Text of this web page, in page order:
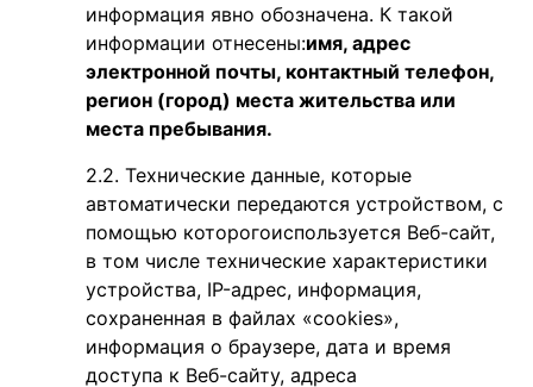
информация явно обозначена. К такой
информации отнесены:имя, адрес
электронной почты, контактный телефон,
регион (город) места жительства или
места пребывания.
Технические данные, которые
автоматически передаются устройством, с
помощью которогоиспользуется Веб-сайт,
в том числе технические характеристики
устройства, IP-адрес, информация,
сохраненная в файлах «cookies»,
информация о браузере, дата и время
доступа к Веб-сайту, адреса